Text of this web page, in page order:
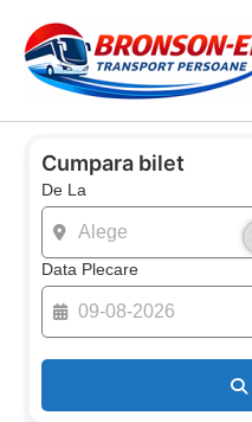
content
Cumpara bilet
De La
Data Plecare